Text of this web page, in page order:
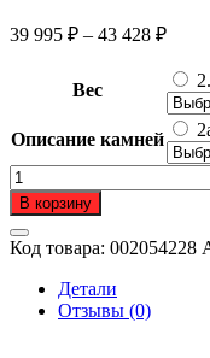
39 995 ₽ – 43 428 ₽
39
995 ₽
–
43
428 ₽
Вес
Описание камней
Количество
товара
Серьги
из
золота
пробы
В корзину
Код товара: 002054228
Детали
Отзывы (0)